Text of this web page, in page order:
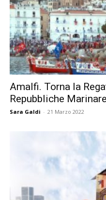
Amalfi. Torna la
Repubbliche
Sara Galdi - 21 Marzo 2022